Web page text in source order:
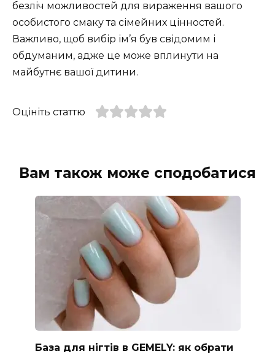
безліч можливостей для вираження вашого
особистого смаку та сімейних цінностей.
Важливо, щоб вибір ім’я був свідомим і
обдуманим, адже це може вплинути на
майбутнє вашої дитини.
Оцініть статтю
Вам також може сподобатися
База для нігтів в GEMELY: як обрати